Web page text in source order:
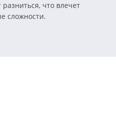
что влечет
сложности.